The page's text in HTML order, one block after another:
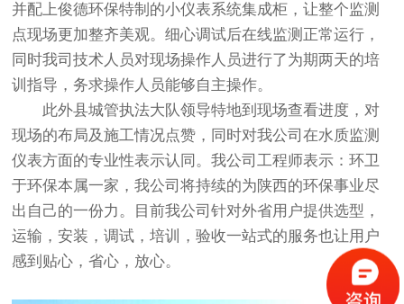
并配上俊德环保特制的小仪表系统集成柜，让整个监测
点现场更加整齐美观。细心调试后在线监测正常运行，
同时我司技术人员对现场操作人员进行了为期两天的培
训指导，务求操作人员能够自主操作。
此外县城管执法大队领导特地到现场查看进度，对
现场的布局及施工情况点赞，同时对我公司在水质监测
仪表方面的专业性表示认同。我公司工程师表示：环卫
于环保本属一家，我公司将持续的为陕西的环保事业尽
出自己的一份力。目前我公司针对外省用户提供选型，
运输，安装，调试，培训，验收一站式的服务也让用户
感到贴心，省心，放心。